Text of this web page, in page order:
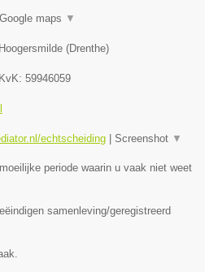
Google maps ▼
Hoogersmilde (Drenthe)
KvK: 59946059
echtscheiding | Screenshot ▼
periode waarin u vaak niet weet
samenleving/geregistreerd